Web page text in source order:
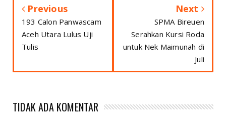
Previous
193 Calon Panwascam
Aceh Utara Lulus Uji
Tulis
Next
SPMA Bireuen
Serahkan Kursi Roda
untuk Nek Maimunah di
Juli
TIDAK ADA KOMENTAR